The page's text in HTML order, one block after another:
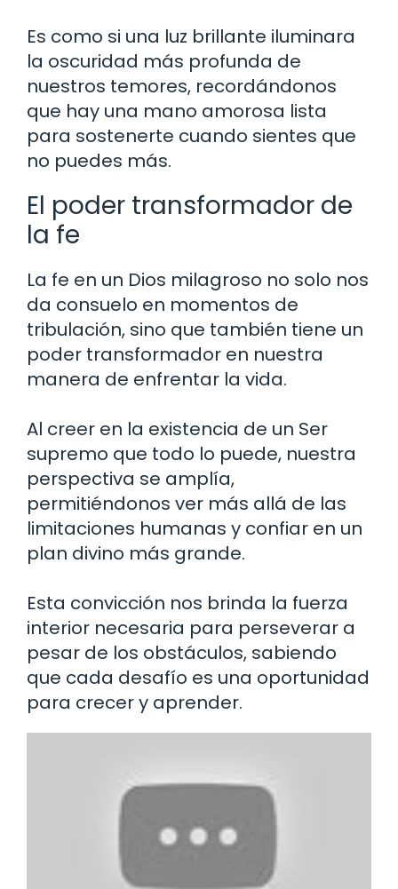
Es como si una luz brillante iluminara
la oscuridad más profunda de
nuestros temores, recordándonos
que hay una mano amorosa lista
para sostenerte cuando sientes que
no puedes más.
El poder transformador de
la fe
La fe en un Dios milagroso no solo nos
da consuelo en momentos de
tribulación, sino que también tiene un
poder transformador en nuestra
manera de enfrentar la vida.
Al creer en la existencia de un Ser
supremo que todo lo puede, nuestra
perspectiva se amplía,
permitiéndonos ver más allá de las
limitaciones humanas y confiar en un
plan divino más grande.
Esta convicción nos brinda la fuerza
interior necesaria para perseverar a
pesar de los obstáculos, sabiendo
que cada desafío es una oportunidad
para crecer y aprender.